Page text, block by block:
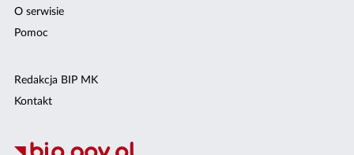
O serwisie
Pomoc
Redakcja BIP MK
Kontakt